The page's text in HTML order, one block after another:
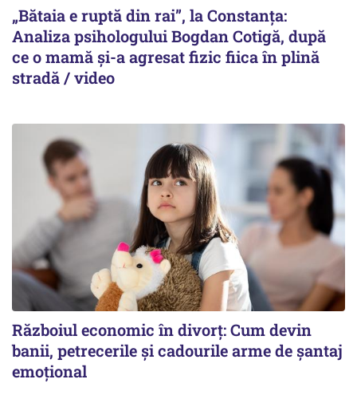
„Bătaia e ruptă din rai”, la Constanța:
Analiza psihologului Bogdan Cotigă, după
ce o mamă și-a agresat fizic fiica în plină
stradă / video
Războiul economic în divorț: Cum devin
banii, petrecerile și cadourile arme de șantaj
emoțional